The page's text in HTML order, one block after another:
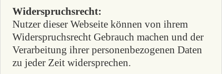
Widerspruchsrecht:
Nutzer dieser Webseite können von ihrem
Widerspruchsrecht Gebrauch machen und der
Verarbeitung ihrer personenbezogenen Daten
zu jeder Zeit widersprechen.